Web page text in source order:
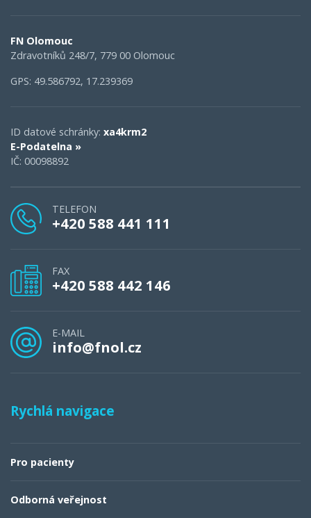
FN Olomouc
Zdravotníků 248/7, 779 00 Olomouc
GPS: 49.586792, 17.239369
ID datové schránky: xa4krm2
E-Podatelna »
IČ: 00098892
TELEFON
+420 588 441 111
FAX
+420 588 442 146
E-MAIL
info@fnol.cz
Rychlá navigace
Pro pacienty
Odborná veřejnost